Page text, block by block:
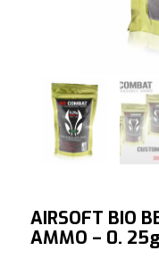
AIRSOFT BIO
AMMO – 0.